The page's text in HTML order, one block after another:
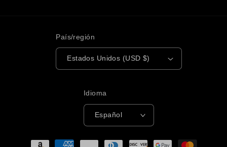
País/región
Estados Unidos (USD $)
Idioma
Español
Formas